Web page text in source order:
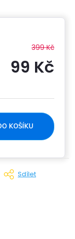
399 Kč
99 Kč
cena:
KOŠÍKU
Sdílet